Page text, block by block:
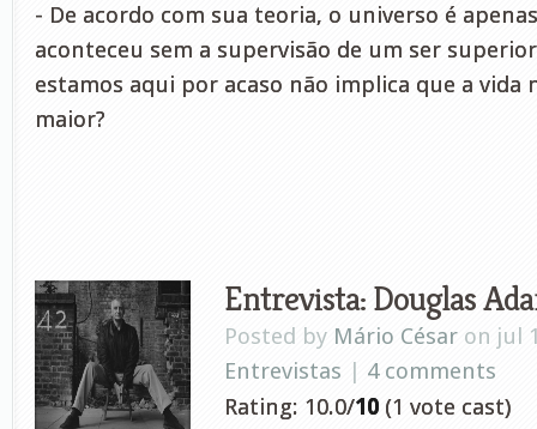
- De acordo com sua teoria, o universo é
aconteceu sem a supervisão de um ser
estamos aqui por acaso não implica que a vida
maior?
Entrevista: Douglas
Posted by Mário César on jul
Entrevistas | 4 comments
Rating: 10.0/10 (1 vote cast)